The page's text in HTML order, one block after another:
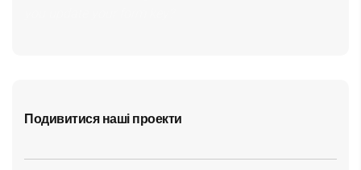
Подивитися наші проекти